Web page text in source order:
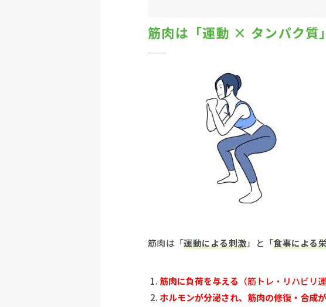
筋肉は「運動 × タンパク質
筋肉は「運動による刺激」と「食事による
筋肉に負荷を与える （筋トレ・リハビリ
ホルモンが分泌され、筋肉の修復・合成